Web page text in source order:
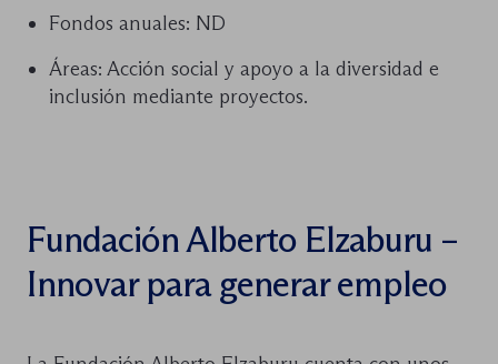
Fondos anuales: ND
Áreas: Acción social y apoyo a la diversidad e
inclusión mediante proyectos.
Fundación Alberto Elzaburu –
Innovar para generar empleo